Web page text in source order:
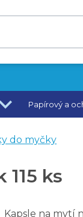
Papírový a
10 l
do myčky
ks
Kapsle na mytí